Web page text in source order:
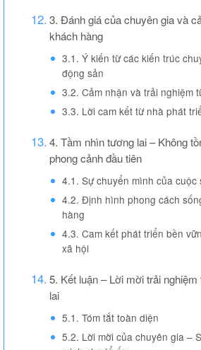
3. Đánh giá của chuyên gia và
khách hàng
3.1. Ý kiến ​​từ các kiến ​​trúc
động sản
3.2. Cảm nhận và trải nghiệm
3.3. Lời cam kết từ nhà phát
4. Tầm nhìn tương lai – Không
phong cảnh đầu tiên
4.1. Sự chuyển mình của cuộc
4.2. Định hình phong cách
hàng
4.3. Cam kết phát triển bền
xã hội
5. Kết luận – Lời mời trải
lai
5.1. Tóm tắt toàn diện
5.2. Lời mời của chuyên gia –